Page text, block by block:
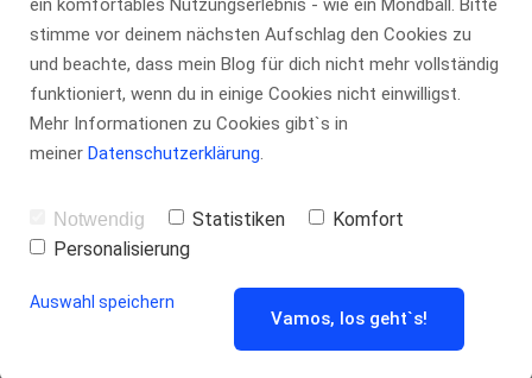
Online
Coaching Heike
Nothnagel
Marco Kühn
ein komfortables Nutzungserlebnis - wie ein Mondball. Bitte
stimme vor deinem nächsten Aufschlag den Cookies zu
und beachte, dass mein Blog für dich nicht mehr vollständig
funktioniert, wenn du in einige Cookies nicht einwilligst.
Mehr Informationen zu Cookies gibt`s in
meiner Datenschutzerklärung.
Notwendig Statistiken
Komfort
Personalisierung
Auswahl speichern
Vamos, los geht`s!